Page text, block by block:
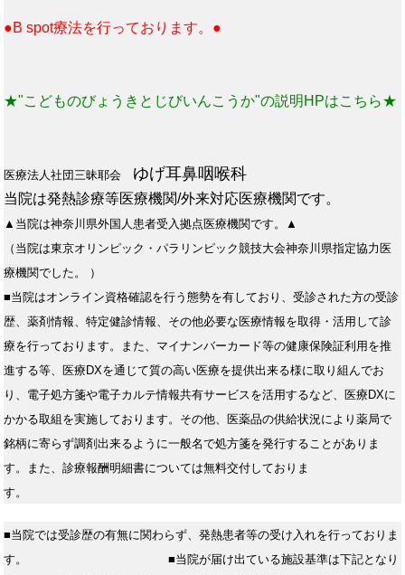
●B spot療法を行っております。●
★"こどものびょうきとじびいんこうか"の説明HPはこちら★
医療法人社団三昧耶会 ゆげ耳鼻咽喉科
当院は発熱診療等医療機関/外来対応医療機関です。
▲当院は神奈川県外国人患者受入拠点医療機関です。▲
（当院は東京オリンピック・パラリンピック競技大会神奈川県指定協力医
療機関でした。 ）
■当院はオンライン資格確認を行う態勢を有しており、受診された方の受診
歴、薬剤情報、特定健診情報、その他必要な医療情報を取得・活用して診
療を行っております。また、マイナンバーカード等の健康保険証利用を推
進する等、医療DXを通じて質の高い医療を提供出来る様に取り組んでお
り、電子処方箋や電子カルテ情報共有サービスを活用するなど、医療DXに
かかる取組を実施しております。その他、医薬品の供給状況により薬局で
銘柄に寄らず調剤出来るように一般名で処方箋を発行することがありま
す。また、診療報酬明細書については無料交付しておりま
す。
■当院では受診歴の有無に関わらず、発熱患者等の受け入れを行っておりま
す。
■当院が届け出ている施設基準は下記となり